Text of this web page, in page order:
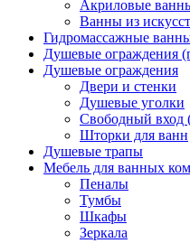
Акриловые
Ванны из
Гидромассажные
Душевые ограждения
Душевые ограждения
Двери и стенки
Душевые уголки
Свободный вход
Шторки для ванн
Душевые трапы
Мебель для ванных
Пеналы
Тумбы
Шкафы
Зеркала